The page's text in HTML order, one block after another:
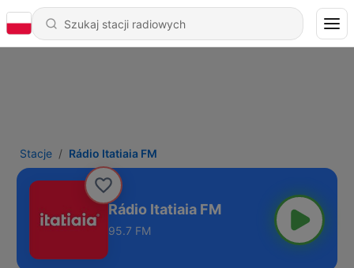
Stacje Rádio Itatiaia FM
Rádio Itatiaia FM
95.7 FM